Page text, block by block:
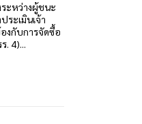
ะหว่างผู้ชนะ
ระเมินเจ้า
งกับการจัดซื้อ
. 4)...